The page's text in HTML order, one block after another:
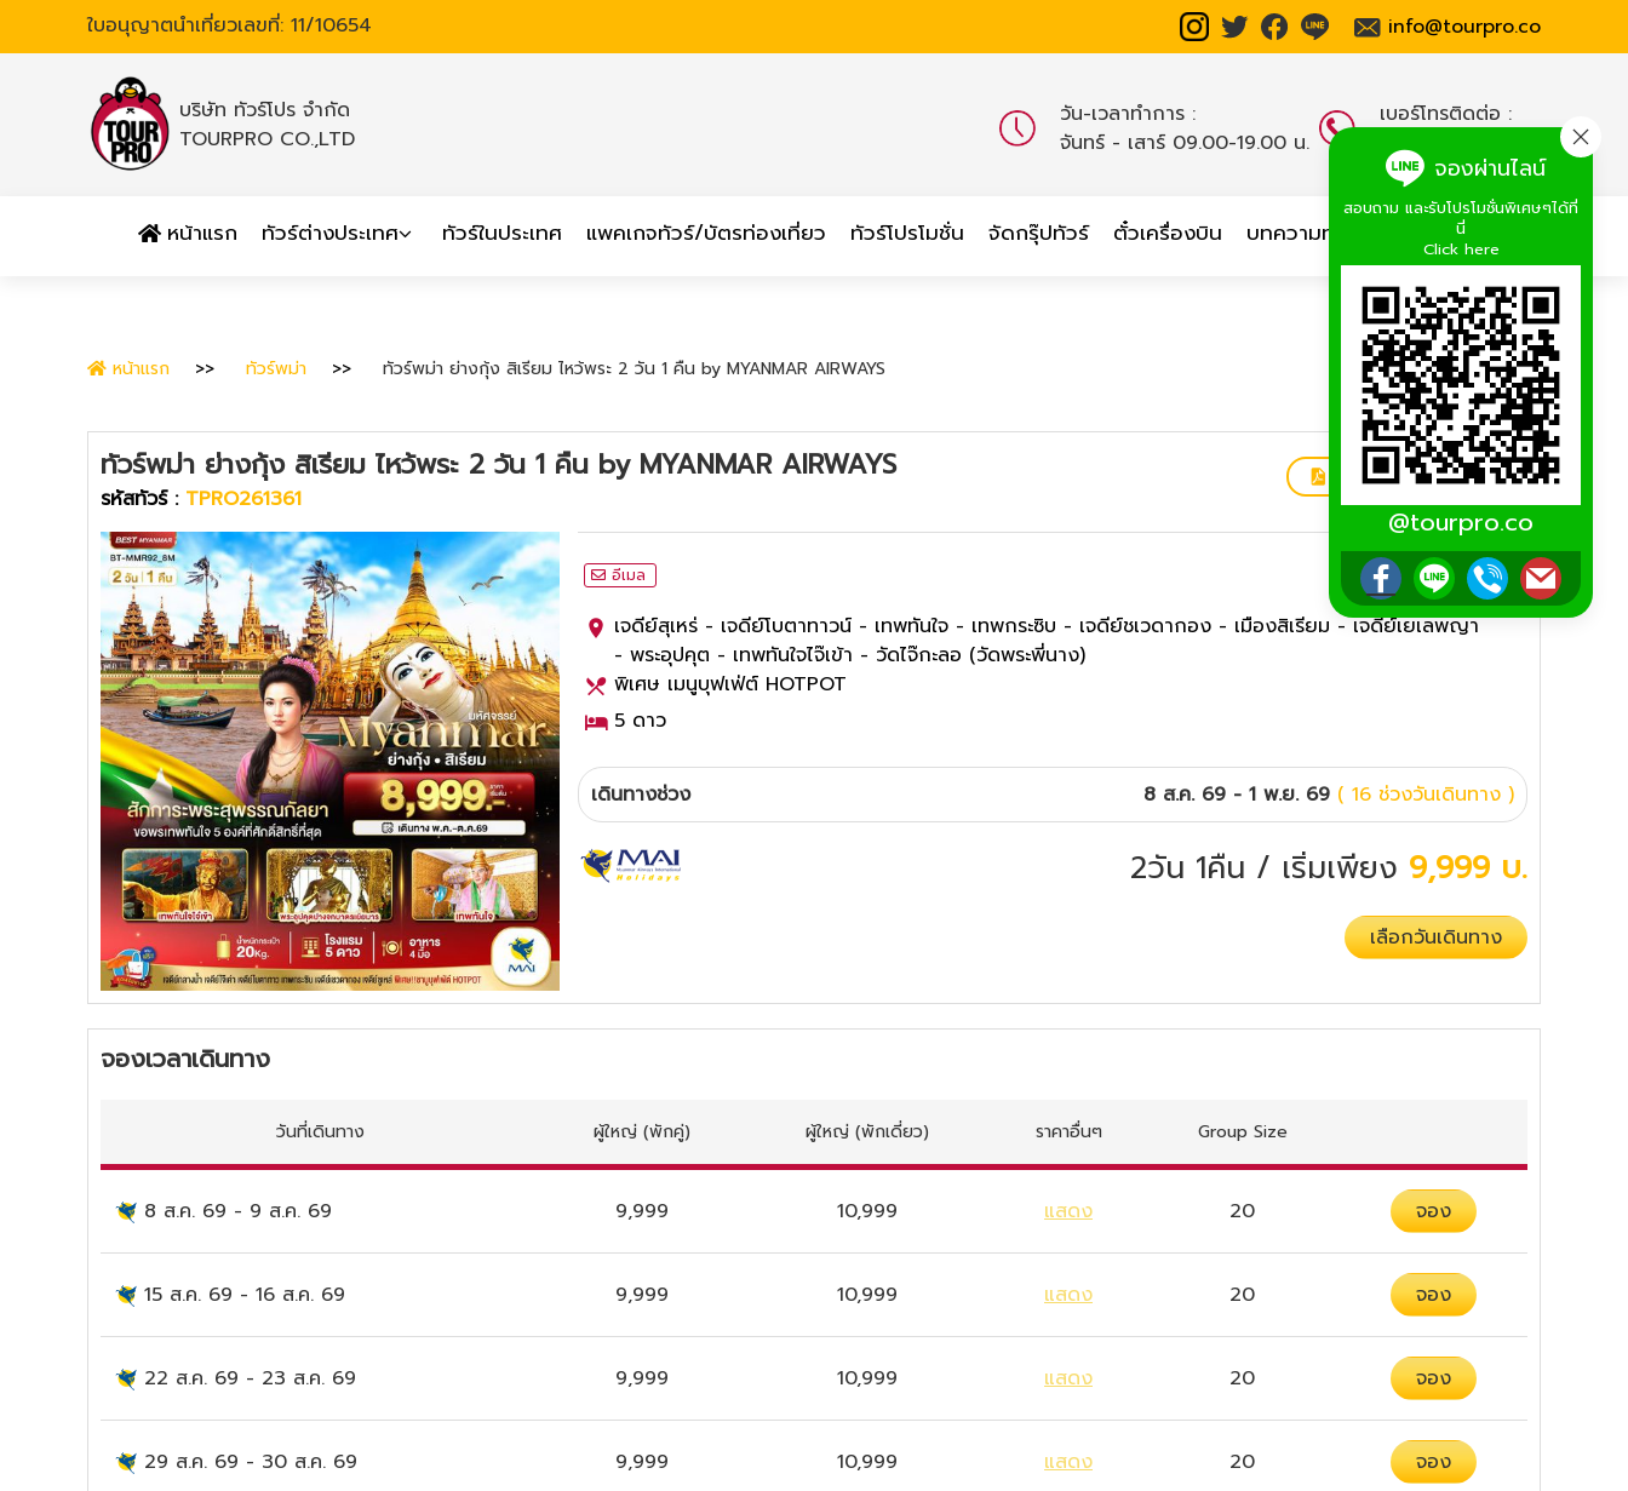
ใบอนุญาตนำเที่ยวเลขที่: 11/10654 info@tourpro.co
บริษัท ทัวร์โปร จำกัด
TOURPRO CO.,LTD
วัน-เวลาทำการ :
จันทร์ - เสาร์ 09.00-19.00 น.
เบอร์โทรติดต่อ :
02-254-9334-8
หน้าแรก ทัวร์ต่างประเทศ ทัวร์ในประเทศ แพคเกจทัวร์/บัตรท่องเที่ยว ทัวร์โปรโมชั่น จัดกรุ๊ปทัวร์ ตั๋วเครื่องบิน บทความท่องเที่ยว เกี่ยวกับเรา
จองผ่านไลน์
สอบถาม และรับโปรโมชั่นพิเศษๆได้ที่
นี่
Click here
@tourpro.co
หน้าแรก ทัวร์พม่า ทัวร์พม่า ย่างกุ้ง สิเรียม ไหว้พระ 2 วัน 1 คืน by MYANMAR AIRWAYS
ทัวร์พม่า ย่างกุ้ง สิเรียม ไหว้พระ 2 วัน 1 คืน by MYANMAR AIRWAYS
รหัสทัวร์ : TPRO261361
ดาวน์โหลดโปรแกรมทัวร์
อีเมล
เจดีย์สุเหร่ - เจดีย์โบตาทาวน์ - เทพทันใจ - เทพกระซิบ - เจดีย์ชเวดากอง - เมืองสิเรียม - เจดีย์เยเลพญา
- พระอุปคุต - เทพทันใจไจ๊เข้า - วัดไจ๊กะลอ (วัดพระพี่นาง)
พิเศษ เมนูบุฟเฟ่ต์ HOTPOT
5 ดาว
เดินทางช่วง 8 ส.ค. 69 - 1 พ.ย. 69 ( 16 ช่วงวันเดินทาง )
2วัน 1คืน / เริ่มเพียง 9,999บ.
เลือกวันเดินทาง
จองเวลาเดินทาง
วันที่เดินทาง ผู้ใหญ่ (พักคู่) ผู้ใหญ่ (พักเดี่ยว) ราคาอื่นๆ Group Size
8 ส.ค. 69 - 9 ส.ค. 69 9,999 10,999 แสดง 20 จอง
15 ส.ค. 69 - 16 ส.ค. 69 9,999 10,999 แสดง 20 จอง
22 ส.ค. 69 - 23 ส.ค. 69 9,999 10,999 แสดง 20 จอง
29 ส.ค. 69 - 30 ส.ค. 69 9,999 10,999 แสดง 20 จอง